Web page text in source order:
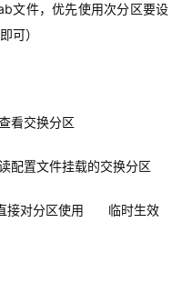
件，优先使用次分区要设
可）
交换分区
配置文件挂载的交换分区
分区使用 临时生效